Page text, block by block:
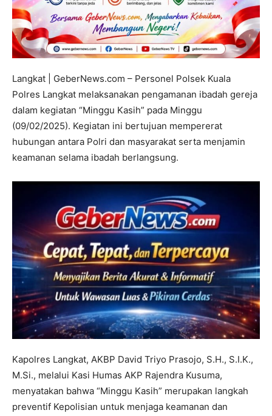
Langkat | GeberNews.com – Personel Polsek Kuala
Polres Langkat melaksanakan pengamanan ibadah gereja
dalam kegiatan “Minggu Kasih” pada Minggu
(09/02/2025). Kegiatan ini bertujuan mempererat
hubungan antara Polri dan masyarakat serta menjamin
keamanan selama ibadah berlangsung.
Kapolres Langkat, AKBP David Triyo Prasojo, S.H., S.I.K.,
M.Si., melalui Kasi Humas AKP Rajendra Kusuma,
menyatakan bahwa “Minggu Kasih” merupakan langkah
preventif Kepolisian untuk menjaga keamanan dan